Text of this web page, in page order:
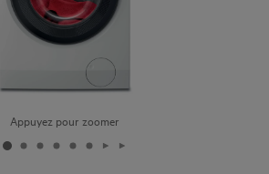
Appuyez pour zoomer